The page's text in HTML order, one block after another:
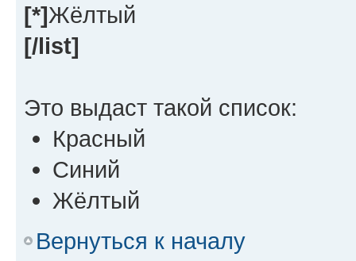
[*]Жёлтый
[/list]
Это выдаст такой список:
Красный
Синий
Жёлтый
Вернуться к началу